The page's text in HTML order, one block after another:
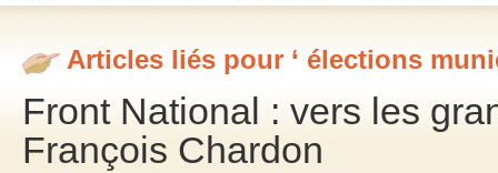
Articles liés pour ‘ élections
Front National : vers les
François Chardon